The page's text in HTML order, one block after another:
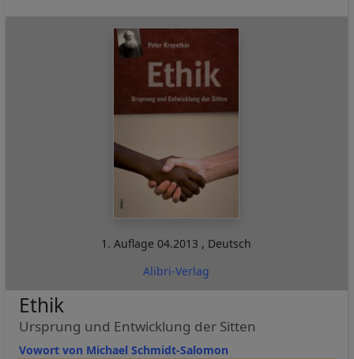
1. Auflage04.2013 , Deutsch
Alibri-Verlag
Vowort von Michael Schmidt-Salomon
Ethik
Ursprung und Entwicklung der Sitten